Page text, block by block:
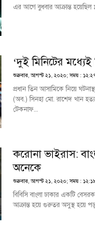
এর আগে বুধবার আক্রান্ত
‘দুই মিনিটের মধ্যেই
শুক্রবার, আগস্ট ২১, ২০২০; সময় :
প্রধান তিন আসামিকে নিয়ে
(অব.) সিনহা মো. রাশেদ খান
টেকনাফ...
করোনা ভাইরাস:
অনেকে
শুক্রবার, আগস্ট ২১, ২০২০; সময় :
বিবিসি বাংলা ঢাকার একটি
আক্রান্ত হয়ে গুরুতর অসুস্থ হয়ে